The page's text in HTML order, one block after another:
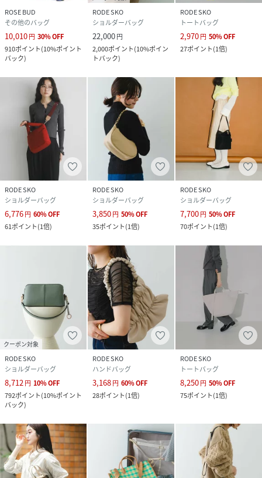
素材
本体 :
合成皮革裏地 :
ポリエステル100%
サイズ
品番
MN3518_DA002
DA002-RD46-17-1 MN3518
ROSE BUD
その他のバッグ
10,010円 30%OFF
910ポイント(10%ポイント
バック)
RODE SKO
ショルダーバッグ
22,000円
2,000ポイント(10%ポイン
トバック)
RODE SKO
トートバッグ
2,970円 50%OFF
27ポイント(1倍)
RODE SKO
ショルダーバッグ
6,776円 60%OFF
61ポイント(1倍)
RODE SKO
ショルダーバッグ
3,850円 50%OFF
35ポイント(1倍)
RODE SKO
ショルダーバッグ
7,700円 50%OFF
70ポイント(1倍)
クーポン対象
RODE SKO
ショルダーバッグ
8,712 円 10%OFF
792ポイント(10%ポイント
バック)
RODE SKO
ハンドバッグ
3,168円 60%OFF
28ポイント(1倍)
RODE SKO
トートバッグ
8,250円 50%OFF
75ポイント(1倍)